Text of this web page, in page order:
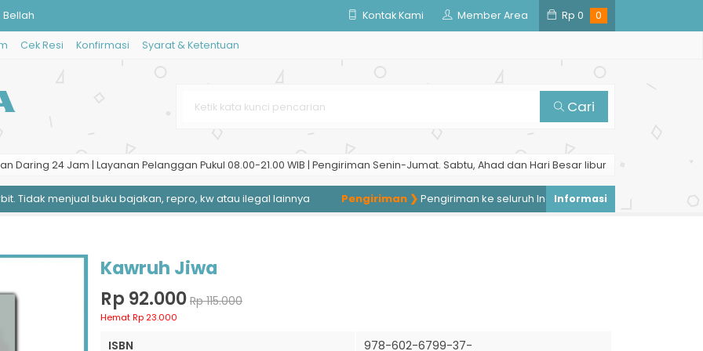
Bellah
Fiksi
Sebuah Panduan Praktis Edisi
Pandemi
Kurikulum dengan Pendekatan
Konsep dan Paradigma Baru Si
Penelitian Biomedis
Kontak Kami Member Area Rp 0 0
Cek Resi Konfirmasi Syarat & Ketentuan
Cari
Daring 24 Jam | Layanan Pelanggan Pukul 08.00-21.00 WIB | Pengiriman Senin-Jumat. Sabtu, Ahad dan Hari Besar libur
menjual buku bajakan, repro, kw atau ilegal lainnya Pengiriman ❯Pengiriman ke seluruh Indonesia, pengiriman ke luar
Kawruh Jiwa
Rp 92.000 Rp 115.000
Hemat Rp 23.000
ISBN
978-602-6799-37-